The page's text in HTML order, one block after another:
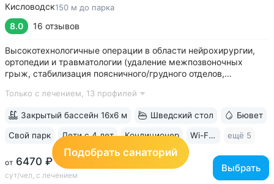
Кисловодск150 м до парка
8.0 16 отзывов
Высокотехнологичные операции в области нейрохирургии,
ортопедии и травматологии (удаление межпозвоночных
грыж, стабилизация поясничного/грудного отделов,
с курсом восстановительной терапии • Собственное
Только с лечением, 13 профилей
от 6470 ₽
сут/чел, с лечением
Выбрать
Закрытый бассейн 16х6 м Шведский стол Бювет
Свой парк Дети с 4 лет Кондиционер Wi-Fi в номерах ещё 5
Подобрать санаторий